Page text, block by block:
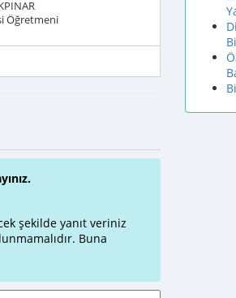
Öğretmeni
şekilde yanıt veriniz
Buna